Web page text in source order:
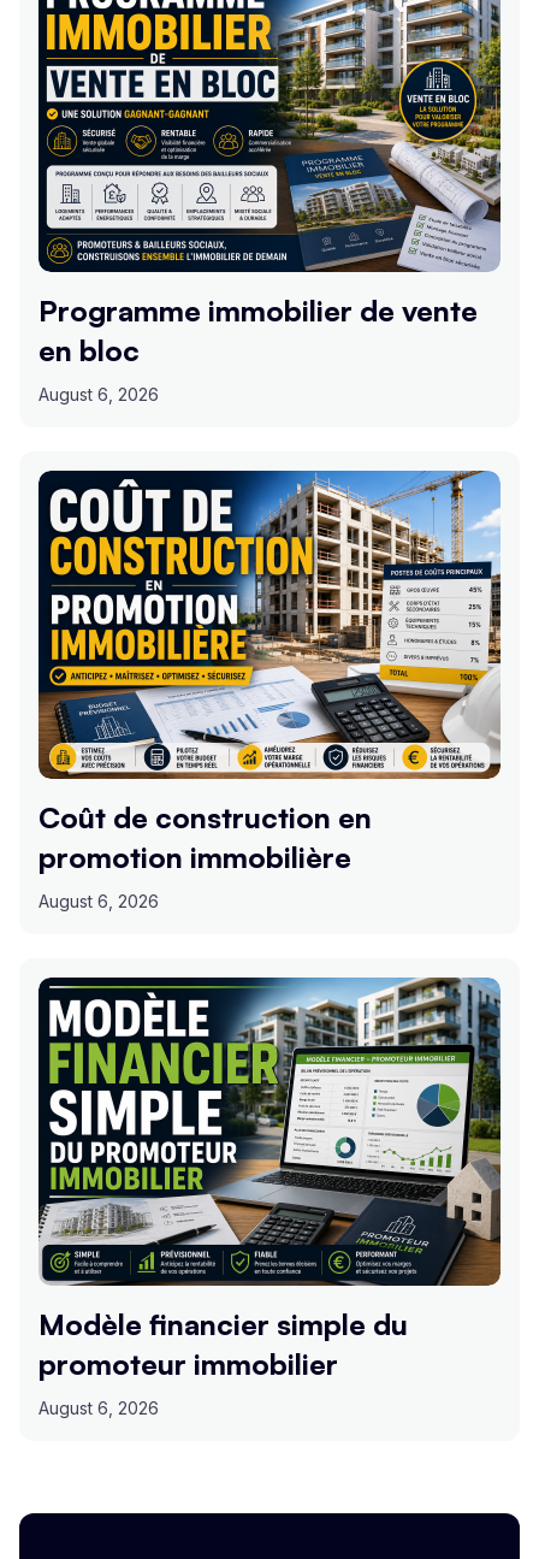
Programme immobilier de vente
en bloc
August 6, 2026
Coût de construction en
promotion immobilière
August 6, 2026
Modèle financier simple du
promoteur immobilier
August 6, 2026